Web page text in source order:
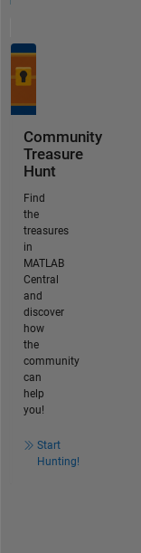
Community
Treasure
Hunt
Find
the
treasures
in
MATLAB
Central
and
discover
how
the
community
can
help
you!
Start
Hunting!